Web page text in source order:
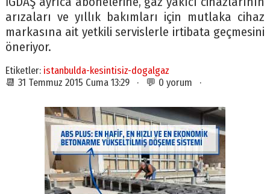
arızaları ve yıllık bakımları için mutlaka cihaz
markasına ait yetkili servislerle irtibata geçmesini
öneriyor.
Etiketler: istanbulda-kesintisiz-dogalgaz
📆 31 Temmuz 2015 Cuma 13:29 · 💬 0 yorum ·